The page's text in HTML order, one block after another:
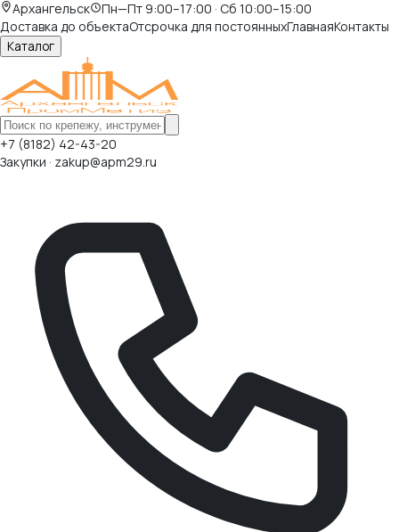
Архангельск
Пн—Пт 9:00–17:00 · Сб 10:00–15:00
Доставка до объектаОтсрочка для постоянныхГлавнаяКонтакты
Каталог
+7 (8182) 42-43-20
Закупки · zakup@apm29.ru